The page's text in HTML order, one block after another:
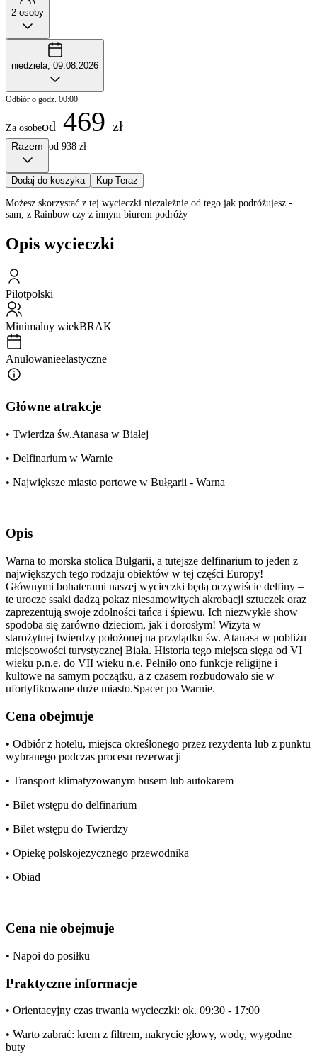
2 osoby
niedziela, 09.08.2026
Odbiór o godz. 00:00
Za osobęod 469 zł
Razem od 938 zł
Dodaj do koszyka Kup Teraz
Możesz skorzystać z tej wycieczki niezależnie od tego jak podróżujesz -
sam, z Rainbow czy z innym biurem podróży
Opis wycieczki
Pilotpolski
Minimalny wiekBRAK
Anulowanieelastyczne
Główne atrakcje
• Twierdza św.Atanasa w Białej
• Delfinarium w Warnie
• Największe miasto portowe w Bułgarii - Warna
Opis
Warna to morska stolica Bułgarii, a tutejsze delfinarium to jeden z
największych tego rodzaju obiektów w tej części Europy!
Głównymi bohaterami naszej wycieczki będą oczywiście delfiny –
te urocze ssaki dadzą pokaz niesamowitych akrobacji sztuczek oraz
zaprezentują swoje zdolności tańca i śpiewu. Ich niezwykłe show
spodoba się zarówno dzieciom, jak i dorosłym! Wizyta w
starożytnej twierdzy położonej na przylądku św. Atanasa w pobliżu
miejscowości turystycznej Biała. Historia tego miejsca sięga od VI
wieku p.n.e. do VII wieku n.e. Pełniło ono funkcje religijne i
kultowe na samym początku, a z czasem rozbudowało sie w
ufortyfikowane duże miasto.Spacer po Warnie.
Cena obejmuje
• Odbiór z hotelu, miejsca określonego przez rezydenta lub z punktu
wybranego podczas procesu rezerwacji
• Transport klimatyzowanym busem lub autokarem
• Bilet wstępu do delfinarium
• Bilet wstępu do Twierdzy
• Opiekę polskojezycznego przewodnika
• Obiad
Cena nie obejmuje
• Napoi do posiłku
Praktyczne informacje
• Orientacyjny czas trwania wycieczki: ok. 09:30 - 17:00
• Warto zabrać: krem z filtrem, nakrycie głowy, wodę, wygodne
buty